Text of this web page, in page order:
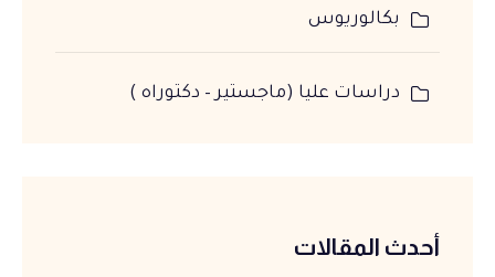
بكالوريوس
دراسات عليا (ماجستير – دكتوراه )
أحدث المقالات